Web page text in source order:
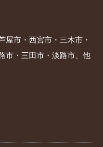
屋市・西宮市・三木市・
市・三田市・淡路市、他